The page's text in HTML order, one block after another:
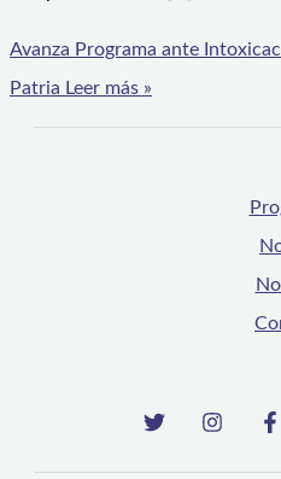
Avanza Programa ante
Patria Leer más »